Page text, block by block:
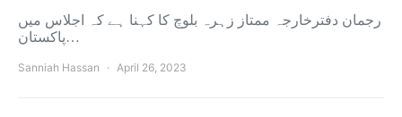
رجمان دفترخارجہ ممتاز زہرہ بلوچ کا کہنا ہے کہ اجلاس میں
پاکستان…
Sanniah Hassan April 26, 2023